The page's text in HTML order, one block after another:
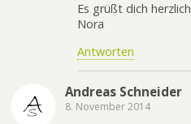
Es grüßt dich herzlich
Nora
Antworten
Andreas Schneider
8. November 2014